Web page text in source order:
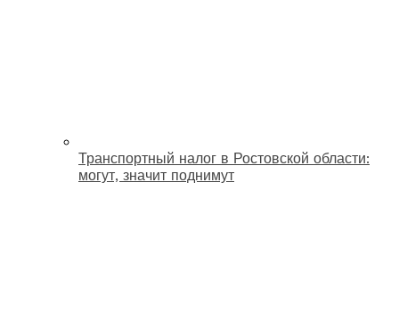
Транспортный налог в Ростовской области:
могут, значит поднимут